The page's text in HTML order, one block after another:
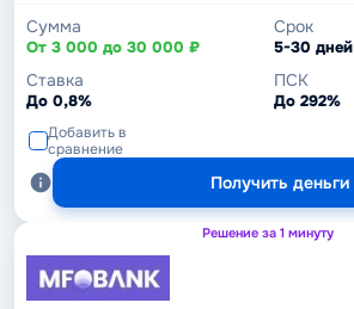
Сумма
От 3 000 до 30 000 ₽
Срок
5-30 дней
Ставка
До 0,8%
ПСК
До 292%
Добавить в
сравнение
Получить деньги
Решение за 1 минуту